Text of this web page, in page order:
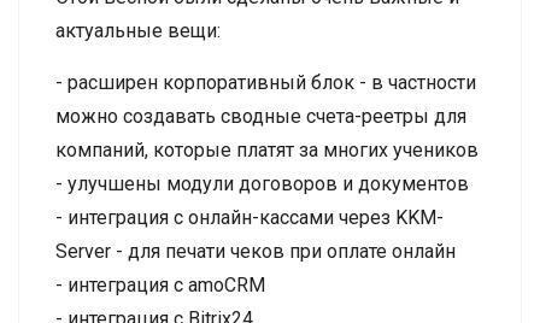
(Если Вы еще не стали нашим клиентом, но
schoolmaster, просто зайдите в Демо-версию и
почитайте их в панели управления. Также, мы
публикуем новости на наших страницах в
Facebook и VK).
актуальные вещи:
- расширен корпоративный блок - в частности
можно создавать сводные счета-реетры для
компаний, которые платят за многих учеников
- улучшены модули договоров и документов
- интеграция с онлайн-кассами через KKM-
Server - для печати чеков при оплате онлайн
- интеграция с amoCRM